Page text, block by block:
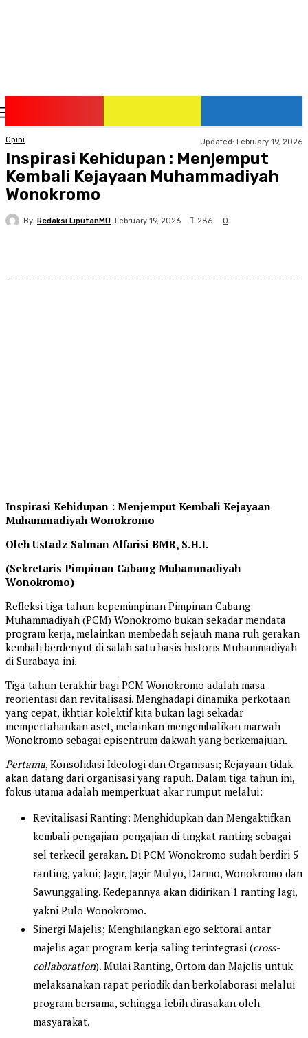
Opini Updated: February 19, 2026
Inspirasi Kehidupan : Menjemput
Kembali Kejayaan Muhammadiyah
Wonokromo
By Redaksi LiputanMU February 19, 2026 286 0
Inspirasi Kehidupan : Menjemput Kembali Kejayaan
Muhammadiyah Wonokromo
Oleh Ustadz Salman Alfarisi BMR, S.H.I.
(Sekretaris Pimpinan Cabang Muhammadiyah
Wonokromo)
Refleksi tiga tahun kepemimpinan Pimpinan Cabang
Muhammadiyah (PCM) Wonokromo bukan sekadar mendata
program kerja, melainkan membedah sejauh mana ruh gerakan
kembali berdenyut di salah satu basis historis Muhammadiyah
di Surabaya ini.
Tiga tahun terakhir bagi PCM Wonokromo adalah masa
reorientasi dan revitalisasi. Menghadapi dinamika perkotaan
yang cepat, ikhtiar kolektif kita bukan lagi sekadar
mempertahankan aset, melainkan mengembalikan marwah
Wonokromo sebagai episentrum dakwah yang berkemajuan.
Pertama, Konsolidasi Ideologi dan Organisasi; Kejayaan tidak
akan datang dari organisasi yang rapuh. Dalam tiga tahun ini,
fokus utama adalah memperkuat akar rumput melalui:
Revitalisasi Ranting: Menghidupkan dan Mengaktifkan
kembali pengajian-pengajian di tingkat ranting sebagai
sel terkecil gerakan. Di PCM Wonokromo sudah berdiri 5
ranting, yakni; Jagir, Jagir Mulyo, Darmo, Wonokromo dan
Sawunggaling. Kedepannya akan didirikan 1 ranting lagi,
yakni Pulo Wonokromo.
Sinergi Majelis; Menghilangkan ego sektoral antar
majelis agar program kerja saling terintegrasi (cross-
collaboration). Mulai Ranting, Ortom dan Majelis untuk
melaksanakan rapat periodik dan berkolaborasi melalui
program bersama, sehingga lebih dirasakan oleh
masyarakat.